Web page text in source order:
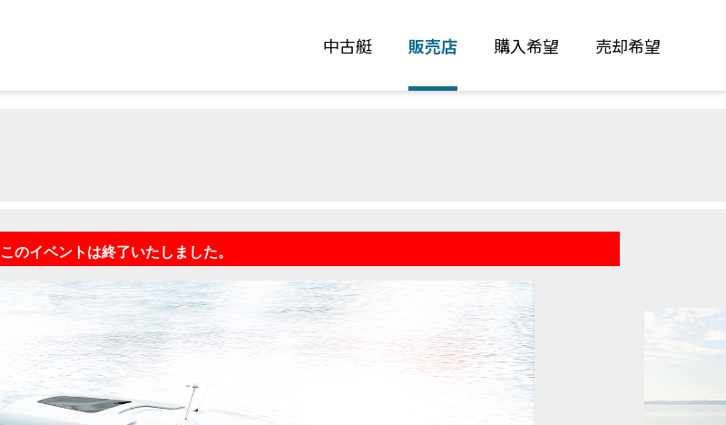
中古艇 販売店 購入希望 売却希望
このイベントは終了いたしました。